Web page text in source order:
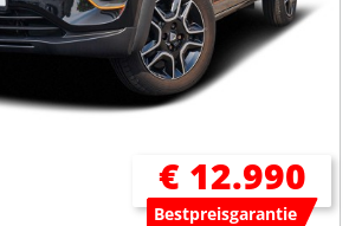
€ 12.990
Bestpreisgarantie